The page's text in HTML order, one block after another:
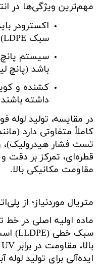
مهم‌ترین ویژگی‌ها در
اکسترودر
سبک (LDPE
سیستم پانچ
باشد (پانچ
کشنده و
داشته
در مقایسه، تولید لوله
کاملاً متفاوتی دارد
تست فشار هیدرولیک)،
قطره‌ای، تمرکز بر دقت
مقاومت مکانیکی بالا.
متریال موردنیاز؛ از
ماده اولیه اصلی در خط
سبک خطی (LLDPE)
بالا، مقاومت در برابر UV
ایده‌آلی برای تولید